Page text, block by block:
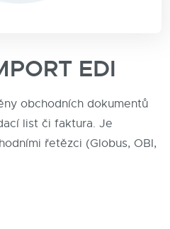
EDI
obchodních dokumentů
list či faktura. Je
řetězci (Globus, OBI,